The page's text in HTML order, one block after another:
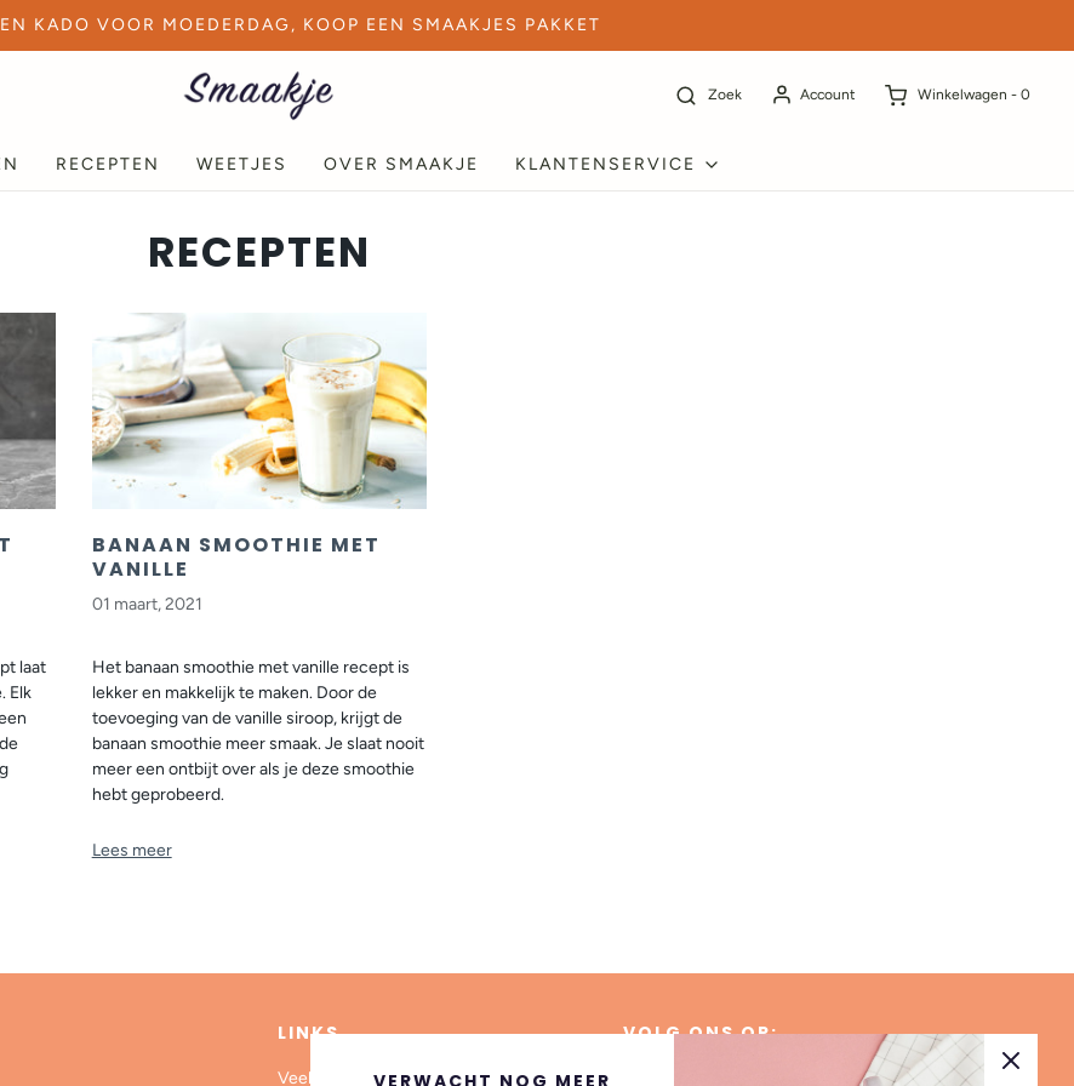
KADO VOOR MOEDERDAG, KOOP EEN SMAAKJES PAKKET
Zoek Account Winkelwagen - 0
RECEPTEN WEETJES OVER SMAAKJE KLANTENSERVICE
RECEPTEN
laat
Elk
BANAAN SMOOTHIE MET
VANILLE
01 maart, 2021
Het banaan smoothie met vanille recept is
lekker en makkelijk te maken. Door de
toevoeging van de vanille siroop, krijgt de
banaan smoothie meer smaak.Je slaat nooit
meer een ontbijt over als je deze smoothie
hebt geprobeerd.
Lees meer
LINKS
Veelgestelde vragen (FAQ)
VOLG ONS OP:
VERWACHT NOG MEER